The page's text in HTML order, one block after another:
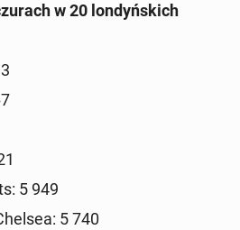
w 20 lon­dyń­skich
5 949
5 740